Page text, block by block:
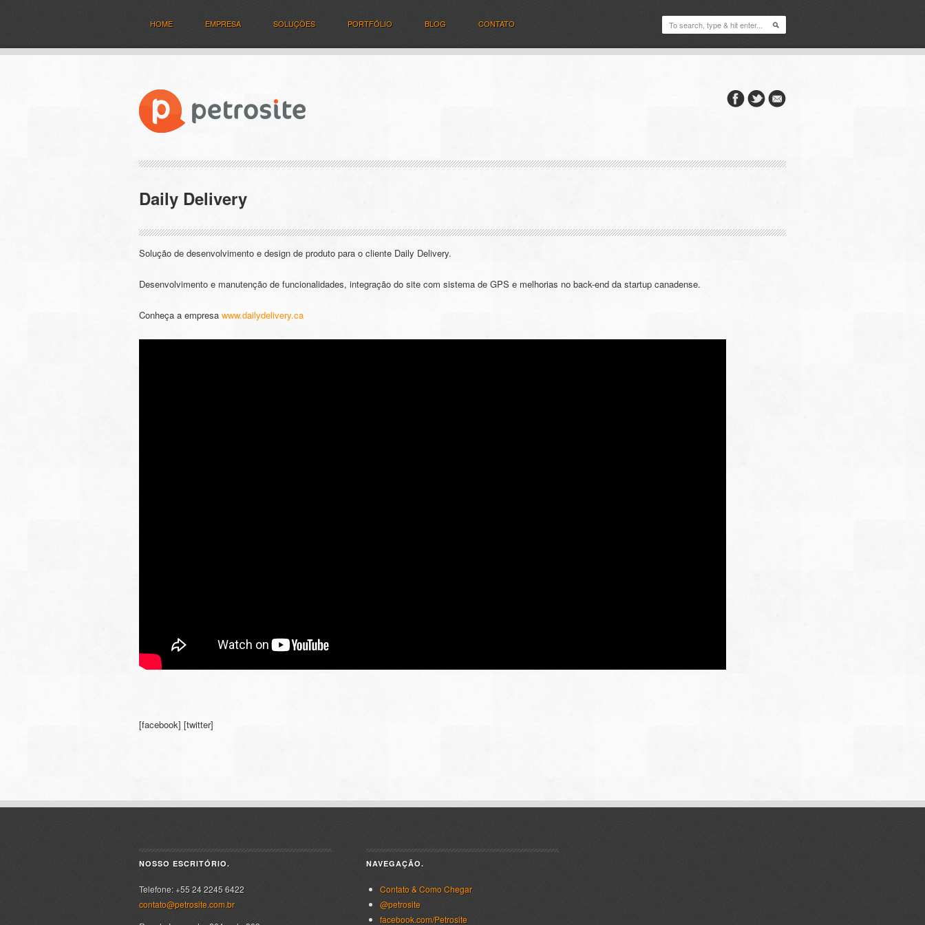
HOME EMPRESA SOLUÇÕES PORTFÓLIO BLOG CONTATO
Daily Delivery
Solução de desenvolvimento e design de produto para o cliente Daily Delivery.
Desenvolvimento e manutenção de funcionalidades, integração do site com sistema de GPS e melhorias no back-end da startup canadense.
Conheça a empresa www.dailydelivery.ca
[facebook] [twitter]
NOSSO ESCRITÓRIO.
Telefone: +55 24 2245 6422
contato@petrosite.com.br
NAVEGAÇÃO.
Contato & Como Chegar
@petrosite
facebook.com/Petrosite